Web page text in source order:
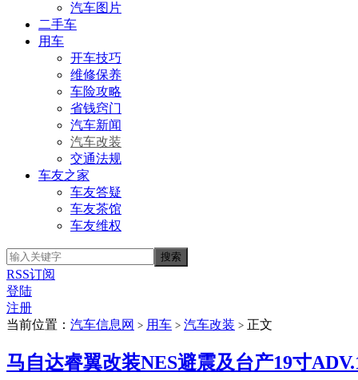
汽车图片
二手车
用车
开车技巧
维修保养
车险攻略
省钱窍门
汽车新闻
汽车改装
交通法规
车友之家
车友答疑
车友茶馆
车友维权
RSS订阅
登陆
注册
当前位置： 汽车信息网 > 用车 > 汽车改装 > 正文
马自达睿翼改装NES避震及台产19寸